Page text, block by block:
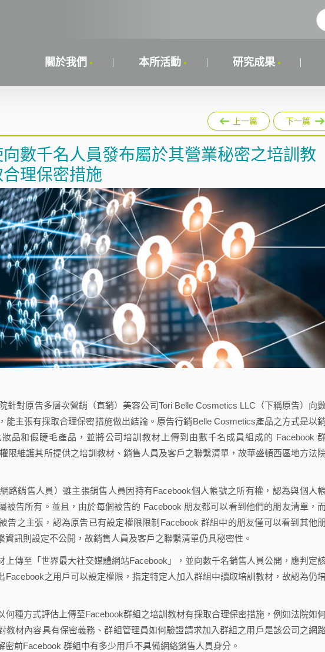
關於我們 本所活動 研究成果
上一篇 下一篇
數千名人員發布屬於其營業秘密之培訓教
理保密措施
對原告多層次營銷（直銷）美容公司Tori Belle Cosmetics LLC（下稱原告）向
能主張有採取合理保密措施做出結論。原告行銷Belle Cosmetics產品之方式是以
品和假睫毛產品，並將公司培訓教材上傳到由數千名成員組成的 Facebook
限維護其所提供之培訓教材、銷售人員及客戶之聯繫清單，故華盛頓西區地方法
銷售人員）雖主張銷售人員因持有Facebook個人帳號之所有權，認為與個人
被告所有。並且，由於每個被告的 Facebook 朋友都可以看到他們的朋友清單，
告之主張，認為原告已有設定權限限制Facebook 群組中的朋友僅可以看到其他
訊則設定不公開，故銷售人員及客戶之聯繫清單仍具秘密性。
傳至「世界最大社交媒體網站Facebook」，並向數千名銷售人員公開，應判定
Facebook之用戶可以設定權限，指定特定人加入群組中讀取培訓教材，故認為仍
種方式評估上傳至Facebook群組之培訓教材有採取合理保密措施，例如法院如
教材內容具有保密義務、群組管理員如何驗證請求加入群組之用戶是該公司之網
前Facebook 群組中有多少用戶不具備網絡銷售人員身分。